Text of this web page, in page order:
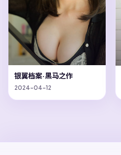
银翼档案·黑马之作
2024-04-12